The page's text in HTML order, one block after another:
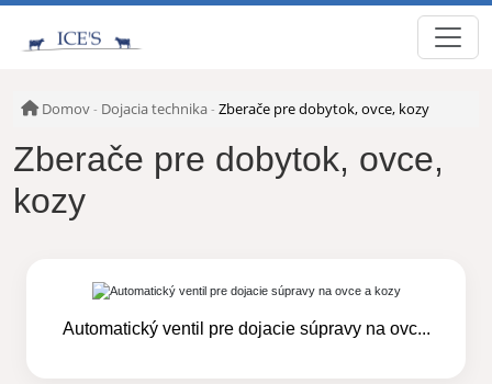
Domov - Dojacia technika - Zberače pre dobytok, ovce, kozy
Zberače pre dobytok, ovce,
kozy
Automatický ventil pre dojacie súpravy na ovc...